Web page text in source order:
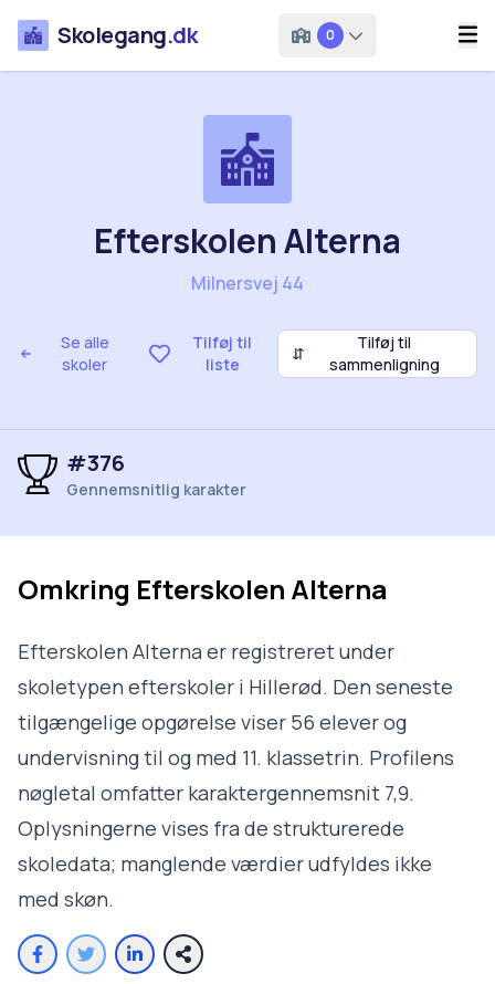
Skolegang.dk 0
Se alle
skoler
Tilføj til
liste
⇵
Tilføj til
sammenligning
Efterskolen Alterna
Milnersvej 44
#376
Gennemsnitlig karakter
Omkring Efterskolen Alterna
Efterskolen Alterna er registreret under
skoletypen efterskoler i Hillerød. Den seneste
tilgængelige opgørelse viser 56 elever og
undervisning til og med 11. klassetrin. Profilens
nøgletal omfatter karaktergennemsnit 7,9.
Oplysningerne vises fra de strukturerede
skoledata; manglende værdier udfyldes ikke
med skøn.